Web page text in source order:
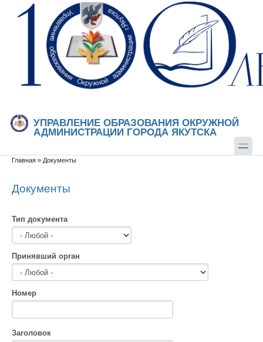
Перейти к основному содержанию
Skip to search
УПРАВЛЕНИЕ ОБРАЗОВАНИЯ ОКРУЖНОЙ
АДМИНИСТРАЦИИ ГОРОДА ЯКУТСКА
Вы здесь
Главная » Документы
Документы
Тип документа
Принявший орган
Номер
Заголовок